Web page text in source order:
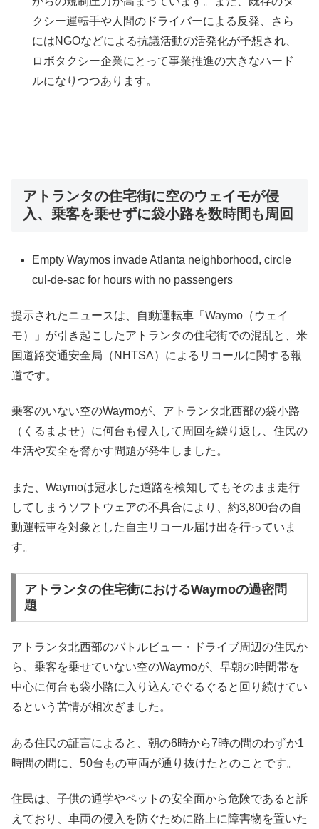
クシー運転手や人間のドライバーによる反発、さら
にはNGOなどによる抗議活動の活発化が予想され、
ロボタクシー企業にとって事業推進の大きなハード
ルになりつつあります。
アトランタの住宅街に空のウェイモが侵
入、乗客を乗せずに袋小路を数時間も周回
Empty Waymos invade Atlanta neighborhood, circle
cul-de-sac for hours with no passengers
提示されたニュースは、自動運転車「Waymo（ウェイ
モ）」が引き起こしたアトランタの住宅街での混乱と、米
国道路交通安全局（NHTSA）によるリコールに関する報
道です。
乗客のいない空のWaymoが、アトランタ北西部の袋小路
（くるまよせ）に何台も侵入して周回を繰り返し、住民の
生活や安全を脅かす問題が発生しました。
また、Waymoは冠水した道路を検知してもそのまま走行
してしまうソフトウェアの不具合により、約3,800台の自
動運転車を対象とした自主リコール届け出を行っていま
す。
アトランタの住宅街におけるWaymoの過密問
題
アトランタ北西部のバトルビュー・ドライブ周辺の住民か
ら、乗客を乗せていない空のWaymoが、早朝の時間帯を
中心に何台も袋小路に入り込んでぐるぐると回り続けてい
るという苦情が相次ぎました。
ある住民の証言によると、朝の6時から7時の間のわずか1
時間の間に、50台もの車両が通り抜けたとのことです。
住民は、子供の通学やペットの安全面から危険であると訴
えており、車両の侵入を防ぐために路上に障害物を置いた